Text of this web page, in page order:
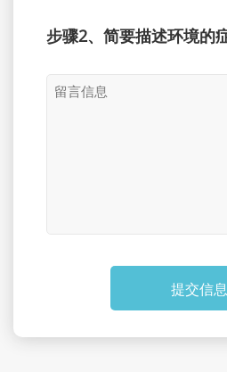
步骤2、简要描述环境的
提交信息